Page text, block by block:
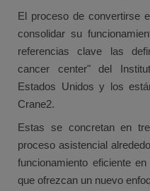
El proceso de convertirse
consolidar su
referencias clave las
cancer center" del
Estados Unidos y los
Crane2.
Estas se concretan en
proceso asistencial
funcionamiento eficiente
que ofrezcan un nuevo